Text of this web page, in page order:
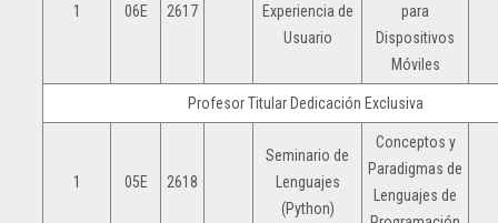
1 06E 2617
Experiencia de
Usuario
para
Dispositivos
Móviles
Profesor Titular Dedicación Exclusiva
1 05E 2618
Seminario de
Lenguajes
(Python)
Conceptos y
Paradigmas de
Lenguajes de